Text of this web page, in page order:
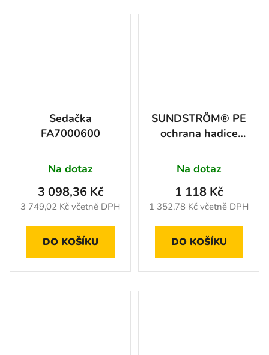
Sedačka
FA7000600
Na dotaz
3 749,02 Kč včetně DPH
3 098,36 Kč
DO KOŠÍKU
SUNDSTRÖM® PE
ochrana hadice
Na dotaz
1 352,78 Kč včetně DPH
1 118 Kč
DO KOŠÍKU